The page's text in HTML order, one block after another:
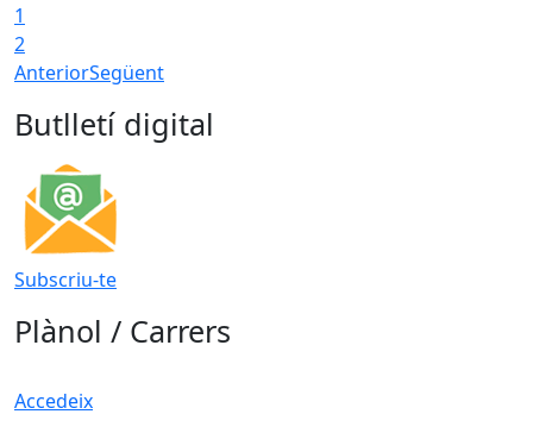
1
2
AnteriorSegüent
Butlletí digital
Subscriu-te
Plànol / Carrers
Accedeix